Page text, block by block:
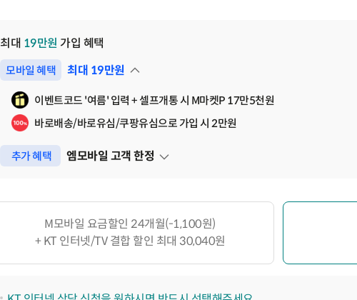
최대 19만원 가입 혜택
모바일 혜택 최대 19만원
펼쳐보기
이벤트코드 '여름' 입력 + 셀프개통 시 M마켓P 17만5천원
바로배송/바로유심/쿠팡유심으로 가입 시 2만원
추가 혜택 엠모바일 고객 한정
펼쳐보기
M모바일 요금할인 24개월(-1,100원)
+ KT 인터넷/TV 결합 할인 최대 30,040원